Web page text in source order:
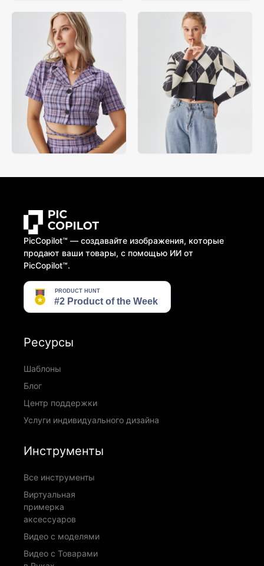
PicCopilot™️ — создавайте изображения, которые
продают ваши товары, с помощью ИИ от
PicCopilot™️.
Ресурсы
Шаблоны
Блог
Центр поддержки
Услуги индивидуального дизайна
Инструменты
Все инструменты
Виртуальная
примерка
аксессуаров
Видео с моделями
Видео с Товарами